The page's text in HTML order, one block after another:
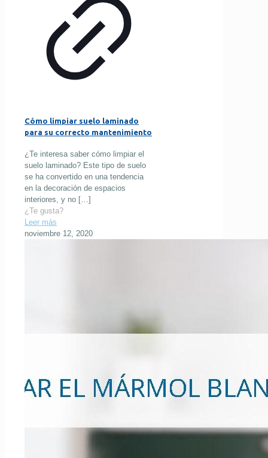
Cómo limpiar suelo laminado
para su correcto mantenimiento
¿Te interesa saber cómo limpiar el
suelo laminado? Este tipo de suelo
se ha convertido en una tendencia
en la decoración de espacios
interiores, y no […]
¿Te gusta?
Leer más
noviembre 12, 2020